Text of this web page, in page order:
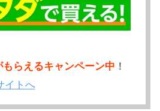
らえるキャンペーン中 ！
イトへ